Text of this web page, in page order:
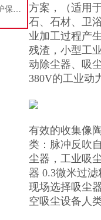
车间除尘吸尘器如何进行维护保养？
方案，（适用
石、石材、卫
业加工过程产
残渣，小型工
动除尘器、吸
380V的工业动
有效的收集像
类：脉冲反吹
尘器，工业吸
器 0.3微米过
现场选择吸尘
空吸尘设备人